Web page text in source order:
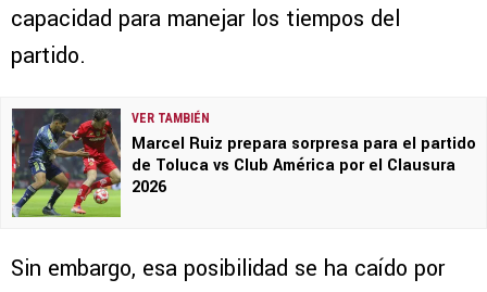
capacidad para manejar los tiempos del
partido.
VER TAMBIÉN
Marcel Ruiz prepara sorpresa para el partido
de Toluca vs Club América por el Clausura
2026
Sin embargo, esa posibilidad se ha caído por